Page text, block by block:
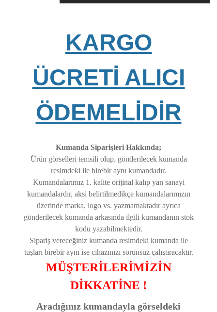
KARGO
ÜCRETİ ALICI
ÖDEMELİDİR
Kumanda Siparişleri Hakkında;
Ürün görselleri temsili olup, gönderilecek kumanda
resimdeki ile birebir aynı kumandadır.
Kumandalarımız 1. kalite orijinal kalıp yan sanayi
kumandalardır, aksi belirtilmedikçe kumandalarımızın
üzerinde marka, logo vs. yazmamaktadır ayrıca
gönderilecek kumanda arkasında ilgili kumandanın stok
kodu yazabilmektedir.
Sipariş vereceğiniz kumanda resimdeki kumanda ile
tuşları birebir aynı ise cihazınızı sorunsuz çalıştıracaktır.
MÜŞTERİLERİMİZİN
DİKKATİNE !
Aradığınız kumandayla görseldeki